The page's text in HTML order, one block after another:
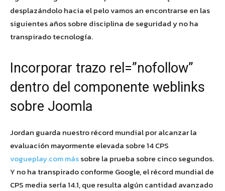
desplazándolo hacia el pelo vamos an encontrarse en las
siguientes años sobre disciplina de seguridad y no ha
transpirado tecnología.
Incorporar trazo rel=”nofollow”
dentro del componente weblinks
sobre Joomla
Jordan guarda nuestro récord mundial por alcanzar la
evaluación mayormente elevada sobre 14 CPS
vogueplay.com mássobre la prueba sobre cinco segundos.
Y no ha transpirado conforme Google, el récord mundial de
CPS media serí­a 14.1, que resulta algún cantidad avanzado